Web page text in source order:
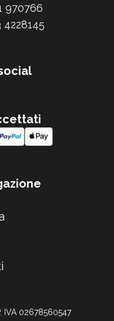
970766
02678560547